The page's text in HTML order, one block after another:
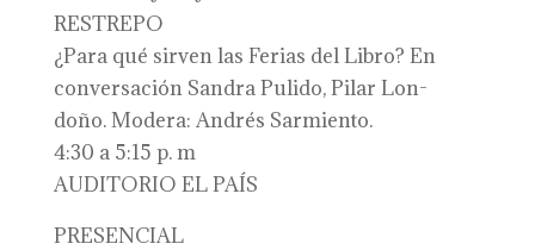
RESTREPO
¿Para qué sirven las Ferias del Libro? En
conversación Sandra Pulido, Pilar Lon-
doño. Modera: Andrés Sarmiento.
4:30 a 5:15 p. m
AUDITORIO EL PAÍS
PRESENCIAL